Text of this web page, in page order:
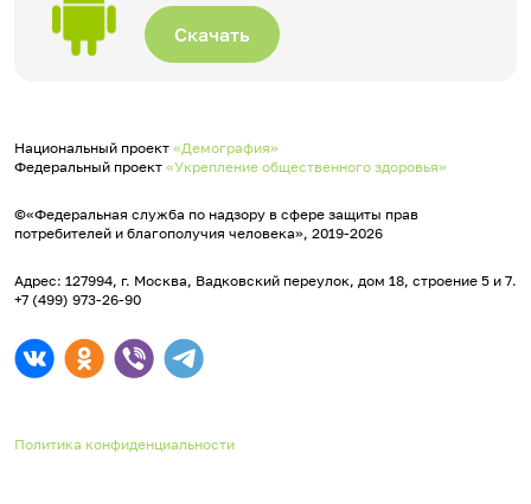
Скачать
Национальный проект «Демография»
Федеральный проект «Укрепление общественного здоровья»
©«Федеральная служба по надзору в сфере защиты прав
потребителей и благополучия человека», 2019-2026
Адрес: 127994, г. Москва, Вадковский переулок, дом 18, строение 5 и 7.
+7 (499) 973-26-90
Политика конфиденциальности